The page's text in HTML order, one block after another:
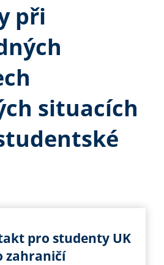
při
situacích
pro studenty UK
zahraničí